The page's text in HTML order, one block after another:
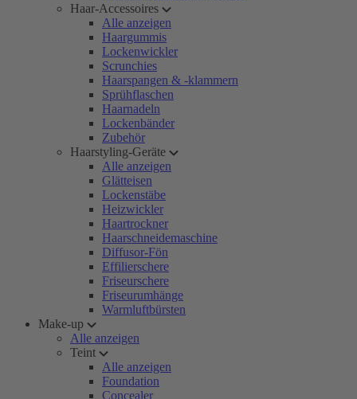
Haar-Accessoires
Alle anzeigen
Haargummis
Lockenwickler
Scrunchies
Haarspangen & -klammern
Sprühflaschen
Haarnadeln
Lockenbänder
Zubehör
Haarstyling-Geräte
Alle anzeigen
Glätteisen
Lockenstäbe
Heizwickler
Haartrockner
Haarschneidemaschine
Diffusor-Fön
Effilierschere
Friseurschere
Friseurumhänge
Warmluftbürsten
Make-up
Alle anzeigen
Teint
Alle anzeigen
Foundation
Concealer